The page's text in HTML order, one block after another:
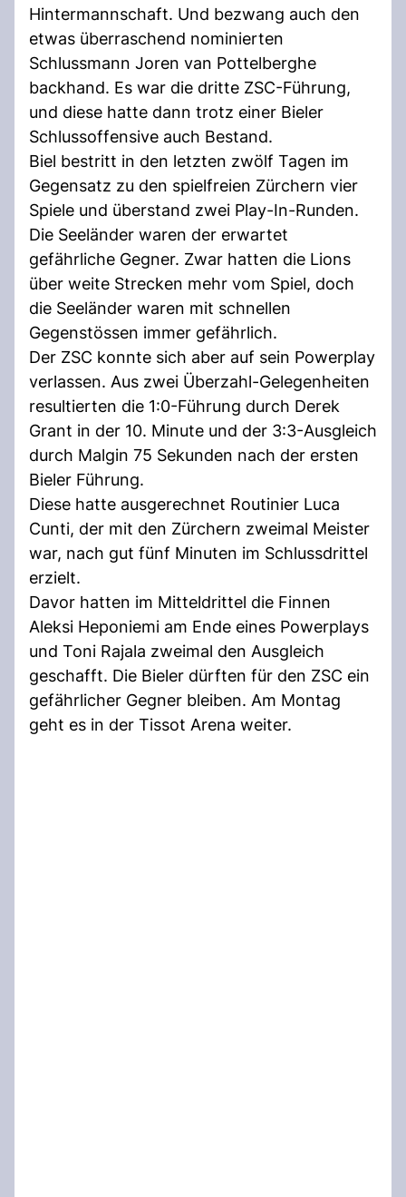
Hintermannschaft. Und bezwang auch den
etwas überraschend nominierten
Schlussmann Joren van Pottelberghe
backhand. Es war die dritte ZSC-Führung,
und diese hatte dann trotz einer Bieler
Schlussoffensive auch Bestand.
Biel bestritt in den letzten zwölf Tagen im
Gegensatz zu den spielfreien Zürchern vier
Spiele und überstand zwei Play-In-Runden.
Die Seeländer waren der erwartet
gefährliche Gegner. Zwar hatten die Lions
über weite Strecken mehr vom Spiel, doch
die Seeländer waren mit schnellen
Gegenstössen immer gefährlich.
Der ZSC konnte sich aber auf sein Powerplay
verlassen. Aus zwei Überzahl-Gelegenheiten
resultierten die 1:0-Führung durch Derek
Grant in der 10. Minute und der 3:3-Ausgleich
durch Malgin 75 Sekunden nach der ersten
Bieler Führung.
Diese hatte ausgerechnet Routinier Luca
Cunti, der mit den Zürchern zweimal Meister
war, nach gut fünf Minuten im Schlussdrittel
erzielt.
Davor hatten im Mitteldrittel die Finnen
Aleksi Heponiemi am Ende eines Powerplays
und Toni Rajala zweimal den Ausgleich
geschafft. Die Bieler dürften für den ZSC ein
gefährlicher Gegner bleiben. Am Montag
geht es in der Tissot Arena weiter.